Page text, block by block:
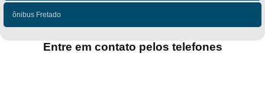
ônibus Fretado
Entre em contato pelos telefones